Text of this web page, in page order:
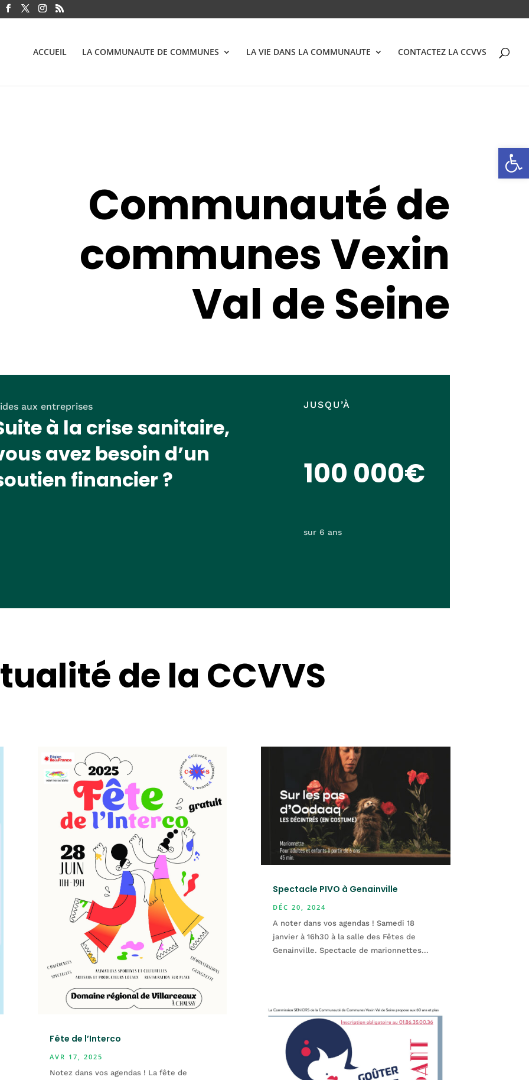
Ouvrir
ACCUEIL LA COMMUNAUTE DE COMMUNES LA VIE DANS LA COMMUNAUTE CONTACTEZ LA CCVVS
Communauté de
communes Vexin
Val de Seine
aux entreprises
à la crise sanitaire,
avez besoin d’un
financier ?
JUSQU’À
100 000€
sur 6 ans
de la CCVVS
Fête de l’Interco
AVR 17, 2025
Notez dans vos agendas ! La fête de
Spectacle PIVO à Genainville
DÉC 20, 2024
A noter dans vos agendas ! Samedi 18
janvier à 16h30 à la salle des Fêtes de
Genainville. Spectacle de marionnettes...